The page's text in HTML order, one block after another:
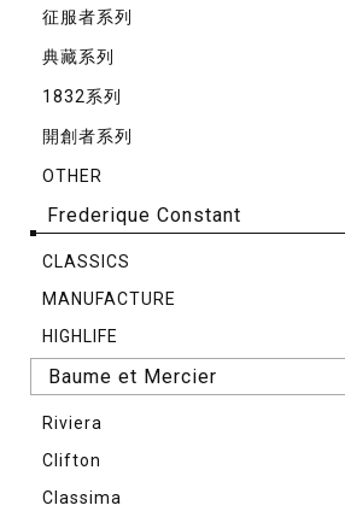
征服者系列
典藏系列
1832系列
開創者系列
OTHER
Frederique Constant
CLASSICS
MANUFACTURE
HIGHLIFE
Baume et Mercier
Riviera
Clifton
Classima